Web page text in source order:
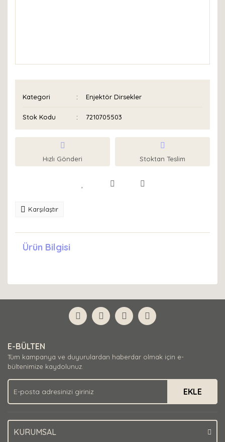
Kategori Enjektör Dirsekler
Stok Kodu 7210705503
Hızlı Gönderi Stoktan Teslim
Karşılaştır
Ürün Bilgisi
E-BÜLTEN
Tüm kampanya ve duyurulardan haberdar olmak için e-
bültenimize kaydolunuz.
EKLE
KURUMSAL